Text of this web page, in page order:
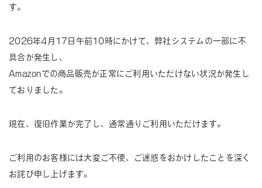
す。
2026年4月17日午前10時にかけて、弊社システムの一部に不
具合が発生し、
Amazonでの商品販売が正常にご利用いただけない状況が発生し
ておりました。
現在、復旧作業が完了し、通常通りご利用いただけます。
ご利用のお客様には大変ご不便、ご迷惑をおかけしたことを深く
お詫び申し上げます。